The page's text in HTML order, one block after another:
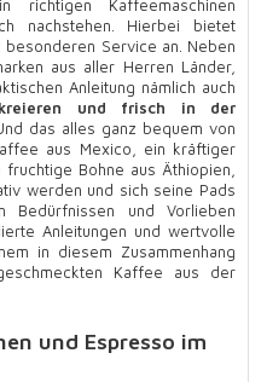
Kaffeemaschinen
nachstehen. Hierbei bietet
Service an. Neben
aus aller Herren Länder,
Anleitung nämlich auch
und frisch in der
Und das alles ganz bequem von
aus Mexico, ein kräftiger
Bohne aus Äthiopien,
werden und sich seine Pads
Bedürfnissen und Vorlieben
Anleitungen und wertvolle
in diesem Zusammenhang
Kaffee aus der
und Espresso im